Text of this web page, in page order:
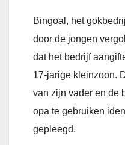
Bingoal, het
door de jongen
dat het bedrijf
17-jarige kleinzoon.
van zijn vader en de
opa te gebruiken
gepleegd.